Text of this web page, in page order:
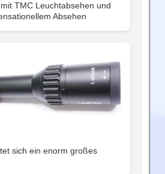
TMC Leuchtabsehen und
Absehen
sich ein enorm großes